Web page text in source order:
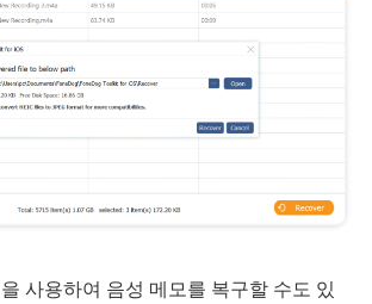
사용하여 음성 메모를 복구할 수도 있